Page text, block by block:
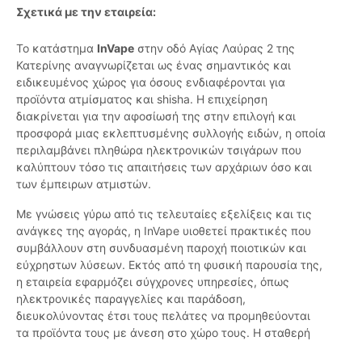
Σχετικά με την εταιρεία:
Το κατάστημα InVape στην οδό Αγίας Λαύρας 2 της
Κατερίνης αναγνωρίζεται ως ένας σημαντικός και
ειδικευμένος χώρος για όσους ενδιαφέρονται για
προϊόντα ατμίσματος και shisha. Η επιχείρηση
διακρίνεται για την αφοσίωσή της στην επιλογή και
προσφορά μιας εκλεπτυσμένης συλλογής ειδών, η οποία
περιλαμβάνει πληθώρα ηλεκτρονικών τσιγάρων που
καλύπτουν τόσο τις απαιτήσεις των αρχάριων όσο και
των έμπειρων ατμιστών.
Με γνώσεις γύρω από τις τελευταίες εξελίξεις και τις
ανάγκες της αγοράς, η InVape υιοθετεί πρακτικές που
συμβάλλουν στη συνδυασμένη παροχή ποιοτικών και
εύχρηστων λύσεων. Εκτός από τη φυσική παρουσία της,
η εταιρεία εφαρμόζει σύγχρονες υπηρεσίες, όπως
ηλεκτρονικές παραγγελίες και παράδοση,
διευκολύνοντας έτσι τους πελάτες να προμηθεύονται
τα προϊόντα τους με άνεση στο χώρο τους. Η σταθερή